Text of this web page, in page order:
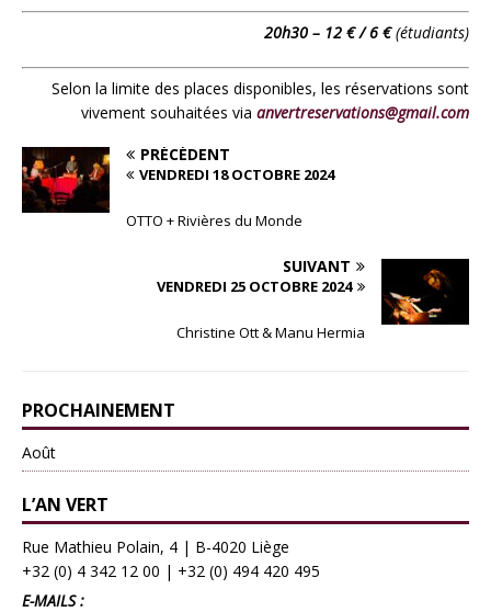
20h30 – 12 € / 6 €(étudiants)
Selon la limite des places disponibles, les réservations sont
vivement souhaitées via anvertreservations@gmail.com
PRÉCÉDENT
VENDREDI 18 OCTOBRE 2024
OTTO + Rivières du Monde
SUIVANT
VENDREDI 25 OCTOBRE 2024
Christine Ott & Manu Hermia
PROCHAINEMENT
Août
L’AN VERT
Rue Mathieu Polain, 4 | B-4020 Liège
+32 (0) 4 342 12 00 | +32 (0) 494 420 495
E-MAILS :